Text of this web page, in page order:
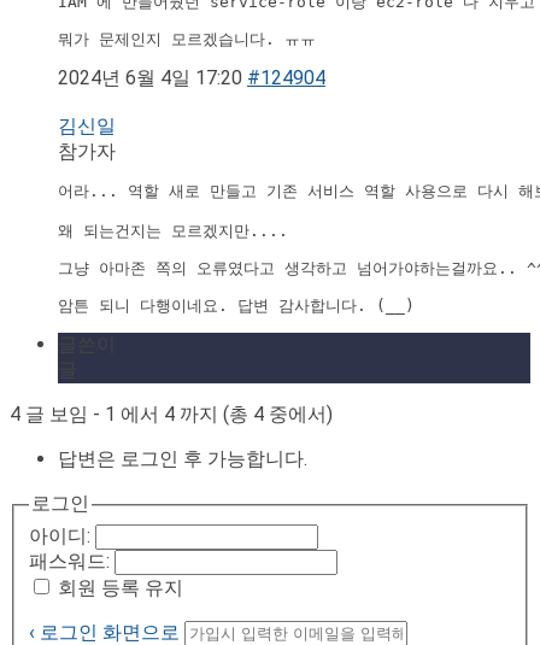
뭐가 문제인지 모르겠습니다. ㅠㅠ
2024년 6월 4일 17:20 #124904
김신일
참가자
어라... 역할 새로 만들고 기존 서비스 역할 사용으로 다시
왜 되는건지는 모르겠지만....
그냥 아마존 쪽의 오류였다고 생각하고 넘어가야하는걸까요..
암튼 되니 다행이네요. 답변 감사합니다. (__)
4 글 보임 - 1 에서 4 까지 (총 4 중에서)
답변은 로그인 후 가능합니다.
로그인
아이디:
패스워드:
회원 등록 유지
‹ 로그인 화면으로